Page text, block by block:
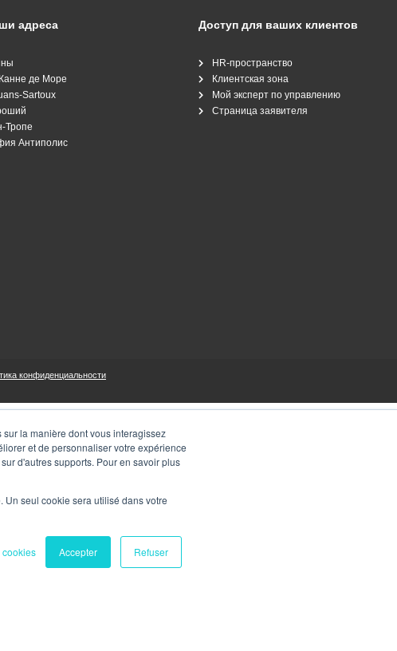
la manière dont vous interagissez
et de personnaliser votre expérience
d'autres supports. Pour en savoir plus
Un seul cookie sera utilisé dans votre
cookies Accepter Refuser
адреса
де Море
Sartoux
Тропе
Антиполис
Доступ для ваших клиентов
HR-пространство
Клиентская зона
Мой эксперт по управлению
Страница заявителя
конфиденциальности